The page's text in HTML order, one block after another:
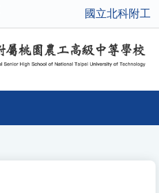
國立北科附工